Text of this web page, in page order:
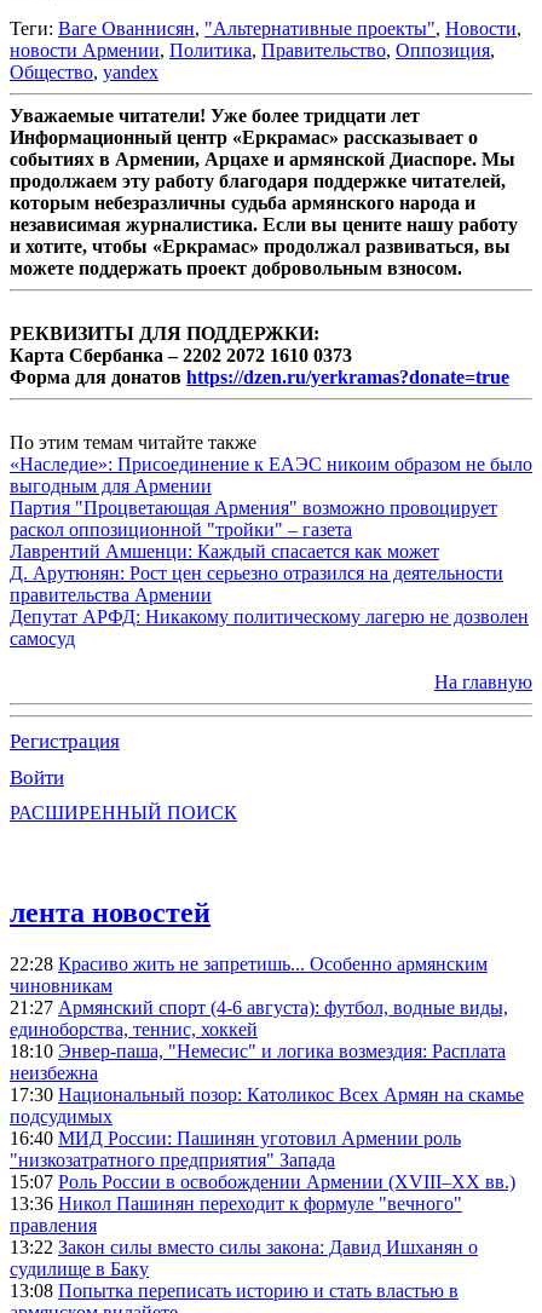
Теги: Ваге Ованнисян, "Альтернативные проекты", Новости,
новости Армении, Политика, Правительство, Оппозиция,
Общество, yandex
Уважаемые читатели! Уже более тридцати лет
Информационный центр «Еркрамас» рассказывает о
событиях в Армении, Арцахе и армянской Диаспоре. Мы
продолжаем эту работу благодаря поддержке читателей,
которым небезразличны судьба армянского народа и
независимая журналистика. Если вы цените нашу работу
и хотите, чтобы «Еркрамас» продолжал развиваться, вы
можете поддержать проект добровольным взносом.
РЕКВИЗИТЫ ДЛЯ ПОДДЕРЖКИ:
Карта Сбербанка – 2202 2072 1610 0373
Форма для донатов https://dzen.ru/yerkramas?donate=true
По этим темам читайте также
«Наследие»: Присоединение к ЕАЭС никоим образом не было
выгодным для Армении
Партия "Процветающая Армения" возможно провоцирует
раскол оппозиционной "тройки" – газета
Лаврентий Амшенци: Каждый спасается как может
Д. Арутюнян: Рост цен серьезно отразился на деятельности
правительства Армении
Депутат АРФД: Никакому политическому лагерю не дозволен
самосуд
На главную
Регистрация
Войти
РАСШИРЕННЫЙ ПОИСК
лента новостей
22:28 Красиво жить не запретишь... Особенно армянским
чиновникам
21:27 Армянский спорт (4-6 августа): футбол, водные виды,
единоборства, теннис, хоккей
18:10 Энвер-паша, "Немесис" и логика возмездия: Расплата
неизбежна
17:30 Национальный позор: Католикос Всех Армян на скамье
подсудимых
16:40 МИД России: Пашинян уготовил Армении роль
"низкозатратного предприятия" Запада
15:07 Роль России в освобождении Армении (XVIII–XX вв.)
13:36 Никол Пашинян переходит к формуле "вечного"
правления
13:22 Закон силы вместо силы закона: Давид Ишханян о
судилище в Баку
13:08 Попытка переписать историю и стать властью в